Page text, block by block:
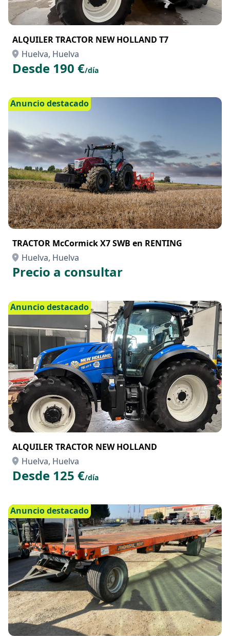
ALQUILER TRACTOR NEW HOLLAND T7
Huelva, Huelva
Desde 190 €/día
Anuncio destacado
TRACTOR McCormick X7 SWB en RENTING
Huelva, Huelva
Precio a consultar
Anuncio destacado
ALQUILER TRACTOR NEW HOLLAND
Huelva, Huelva
Desde 125 €/día
Anuncio destacado